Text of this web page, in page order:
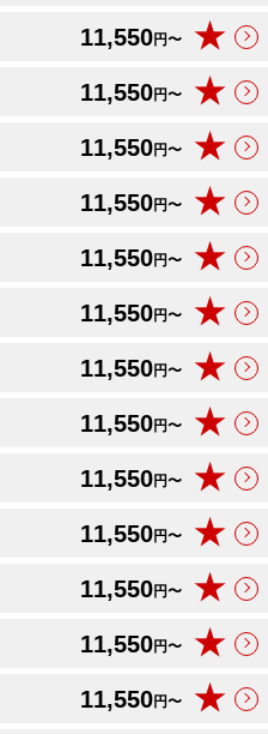
11,550円〜 ★
11,550円〜 ★
11,550円〜 ★
11,550円〜 ★
11,550円〜 ★
11,550円〜 ★
11,550円〜 ★
11,550円〜 ★
11,550円〜 ★
11,550円〜 ★
11,550円〜 ★
11,550円〜 ★
11,550円〜 ★